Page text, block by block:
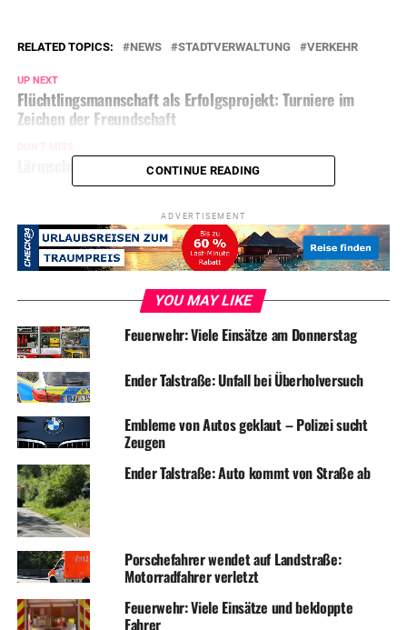
RELATED TOPICS: NEWS STADTVERWALTUNG VERKEHR
UP NEXT
Flüchtlingsmannschaft als Erfolgsprojekt: Turniere im
Zeichen der Freundschaft
Lärmschutz: Eisenbahn-Amt befragt Bürger
CONTINUE READING
ADVERTISEMENT
YOU MAY LIKE
Feuerwehr: Viele Einsätze am Donnerstag
Ender Talstraße: Unfall bei Überholversuch
Embleme von Autos geklaut – Polizei sucht
Zeugen
Ender Talstraße: Auto kommt von Straße ab
Porschefahrer wendet auf Landstraße:
Motorradfahrer verletzt
Feuerwehr: Viele Einsätze und bekloppte
Fahrer